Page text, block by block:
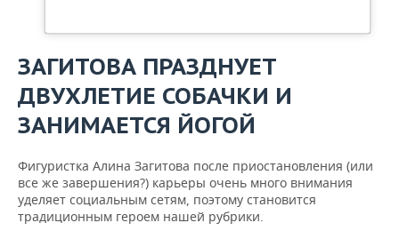
ЗАГИТОВА ПРАЗДНУЕТ
ДВУХЛЕТИЕ СОБАЧКИ И
ЗАНИМАЕТСЯ ЙОГОЙ
Фигуристка Алина Загитова после приостановления (или
все же завершения?) карьеры очень много внимания
уделяет социальным сетям, поэтому становится
традиционным героем нашей рубрики.